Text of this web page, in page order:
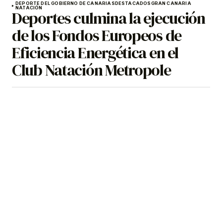
DEPORTE DEL GOBIERNO DE CANARIASDESTACADOSGRAN CANARIA
NATACIÓN
Deportes culmina la ejecución
de los Fondos Europeos de
Eficiencia Energética en el
Club Natación Metropole